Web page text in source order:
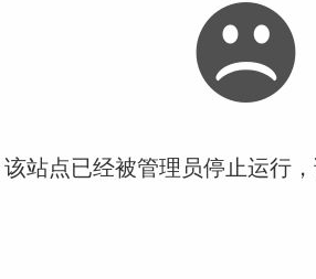
站点已经被管理员停止运行